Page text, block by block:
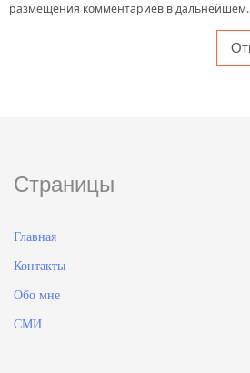
размещения комментариев в дальнейшем.
Страницы
Главная
Контакты
Обо мне
СМИ